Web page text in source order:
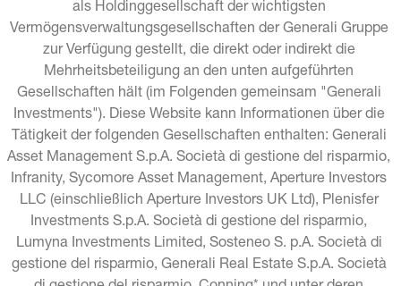
als Holdinggesellschaft der wichtigsten
Vermögensverwaltungsgesellschaften der Generali Gruppe
zur Verfügung gestellt, die direkt oder indirekt die
Mehrheitsbeteiligung an den unten aufgeführten
Gesellschaften hält (im Folgenden gemeinsam "Generali
Investments"). Diese Website kann Informationen über die
Tätigkeit der folgenden Gesellschaften enthalten: Generali
Asset Management S.p.A. Società di gestione del risparmio,
Infranity, Sycomore Asset Management, Aperture Investors
LLC (einschließlich Aperture Investors UK Ltd), Plenisfer
Investments S.p.A. Società di gestione del risparmio,
Lumyna Investments Limited, Sosteneo S. p.A. Società di
gestione del risparmio, Generali Real Estate S.p.A. Società